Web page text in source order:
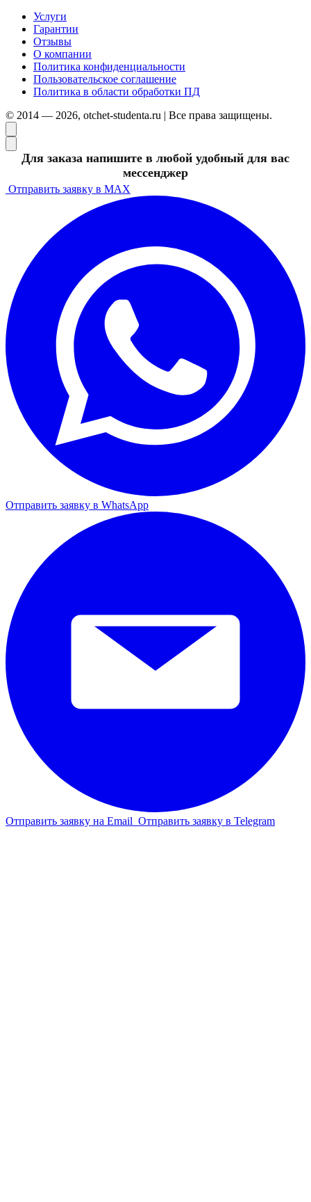
Услуги
Гарантии
Отзывы
О компании
Политика конфиденциальности
Пользовательское соглашение
Политика в области обработки ПД
© 2014 — 2026, otchet-studenta.ru | Все права защищены.
Для заказа напишите в любой удобный для вас
мессенджер
Отправить заявку в MAX
Отправить заявку в WhatsApp
Отправить заявку на Email Отправить заявку в Telegram